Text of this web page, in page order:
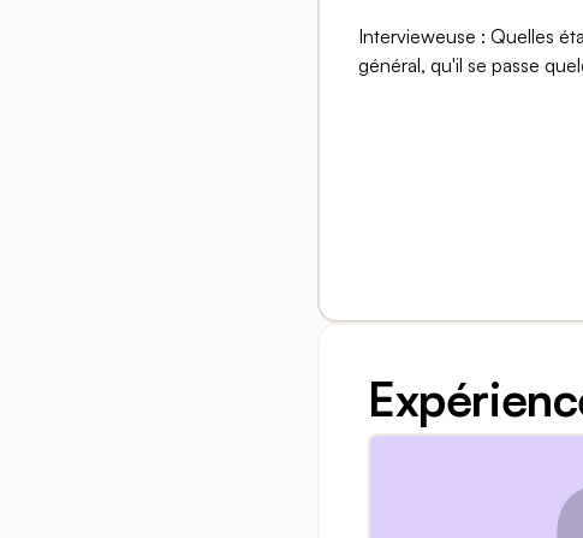
Intervieweuse : Quelles
général, qu'il se passe